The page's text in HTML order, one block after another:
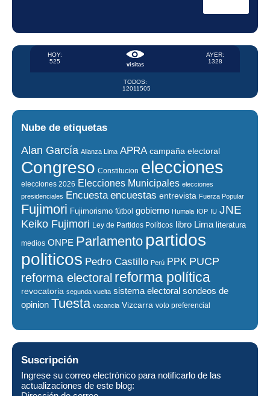
visitas
HOY:
525
AYER:
1328
TODOS:
12011505
Nube de etiquetas
Alan García Alianza Lima APRA campaña electoral
Congreso Constitucion elecciones
elecciones 2026 Elecciones Municipales elecciones
presidenciales Encuesta encuestas entrevista Fuerza Popular
Fujimori Fujimorismo fútbol gobierno Humala IOP IU JNE
Keiko Fujimori Ley de Partidos Políticos libro Lima literatura
medios ONPE Parlamento partidos
politicos Pedro Castillo Perú PPK PUCP
reforma electoral reforma política
revocatoria segunda vuelta sistema electoral sondeos de
opinion Tuesta vacancia Vizcarra voto preferencial
Suscripción
Ingrese su correo electrónico para notificarlo de las
actualizaciones de este blog: